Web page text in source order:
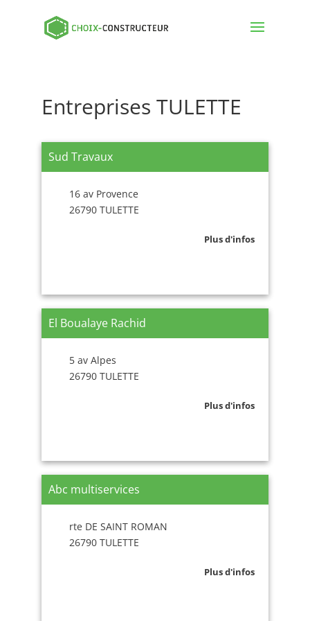
Entreprises TULETTE
Sud Travaux
16 av Provence
26790 TULETTE
Plus d'infos
El Boualaye Rachid
5 av Alpes
26790 TULETTE
Plus d'infos
Abc multiservices
rte DE SAINT ROMAN
26790 TULETTE
Plus d'infos